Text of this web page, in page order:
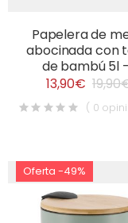
Papelera de
abocinada con
de bambú 5l -
13,90€
( 0
Oferta -49%